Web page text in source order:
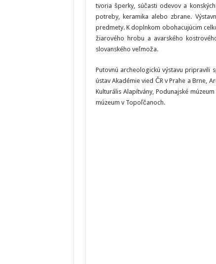
tvoria šperky, súčasti odevov a
potreby, keramika alebo zbrane.
predmety. K doplnkom obohacujúcim
žiarového hrobu a avarského
slovanského veľmoža.
Putovnú archeologickú výstavu pripravili
ústav Akadémie vied ČR v Prahe a Brne,
Kulturális Alapítvány, Podunajské
múzeum v Topoľčanoch.